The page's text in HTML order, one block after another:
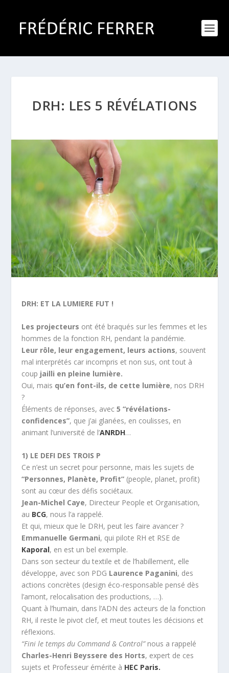
DRH: LES 5 RÉVÉLATIONS
DRH: ET LA LUMIERE FUT !
Les projecteurs ont été braqués sur les femmes et les
hommes de la fonction RH, pendant la pandémie.
Leur rôle, leur engagement, leurs actions, souvent
mal interprétés car incompris et non sus, ont tout à
coup jailli en pleine lumière.
Oui, mais qu’en font-ils, de cette lumière, nos DRH
?
Éléments de réponses, avec5 “révélations-
confidences”, que j’ai glanées, en coulisses, en
animant l’université de l’ANRDH…
1) LE DEFI DES TROIS P
Ce n’est un secret pour personne, mais les sujets de
“Personnes, Planète, Profit” (people, planet, profit)
sont au cœur des défis sociétaux.
Jean-Michel Caye, Directeur People et Organisation,
au BCG, nous l’a rappelé.
Et qui, mieux que le DRH, peut les faire avancer ?
Emmanuelle Germani, qui pilote RH et RSE de
Kaporal, en est un bel exemple.
Dans son secteur du textile et de l’habillement, elle
développe, avec son PDG Laurence Paganini, des
actions concrètes (design éco-responsable pensé dès
l’amont, relocalisation des productions, …).
Quant à l’humain, dans l’ADN des acteurs de la fonction
RH, il reste le pivot clef, et meut toutes les décisions et
réflexions.
“Fini le temps du Command & Control”nous a rappelé
Charles-Henri Beyssere des Horts, expert de ces
sujets et Professeur émérite à HEC Paris.